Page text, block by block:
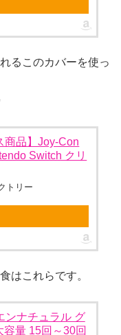
るこのカバーを使っ
商品】Joy-Con
Switch クリ
トリー
はこれらです。
ンナチュラル グ
容量 15回～30回